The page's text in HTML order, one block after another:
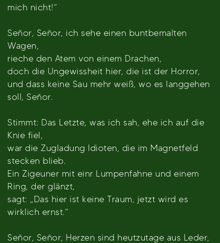
mich nicht!“
Señor, Señor, ich sehe einen buntbemalten
Wagen,
rieche den Atem von einem Drachen,
doch die Ungewissheit hier, die ist der Horror,
und dass keine Sau mehr weiß, wo es langgehen
soll, Señor.
Stimmt: Das Letzte, was ich sah, ehe ich auf die
Knie fiel,
war die Zugladung Idioten, die im Magnetfeld
stecken blieb.
Ein Zigeuner mit einr Lumpenfahne und einem
Ring, der glänzt,
sagt: „Das hier ist keine Traum, jetzt wird es
wirklich ernst.“
Señor, Señor, Herzen sind heutzutage aus Leder,